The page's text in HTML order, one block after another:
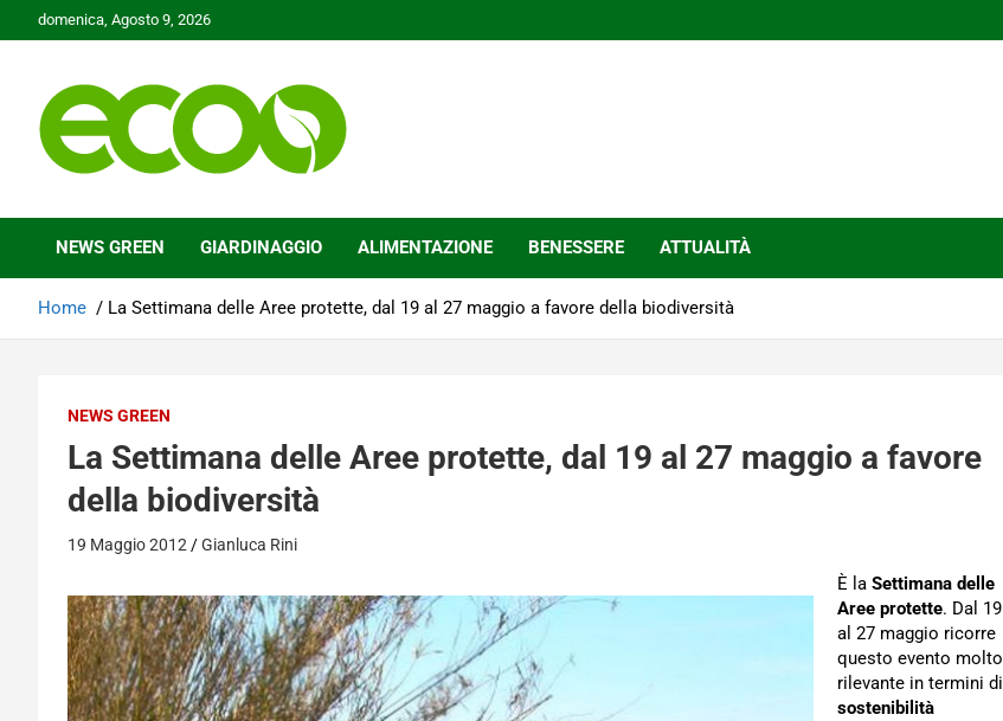
to
domenica, Agosto 9, 2026
Ecoo.it
NEWS GREEN GIARDINAGGIO ALIMENTAZIONE BENESSERE ATTUALITÀ
Home La Settimana delle Aree protette, dal 19 al 27 maggio a favore della biodiversità
NEWS GREEN
La Settimana delle Aree protette, dal 19 al 27 maggio a favore
della biodiversità
19 Maggio 2012 Gianluca Rini
È la Settimana delle
Aree protette. Dal 19
al 27 maggio ricorre
questo evento molto
rilevante in termini di
sostenibilità